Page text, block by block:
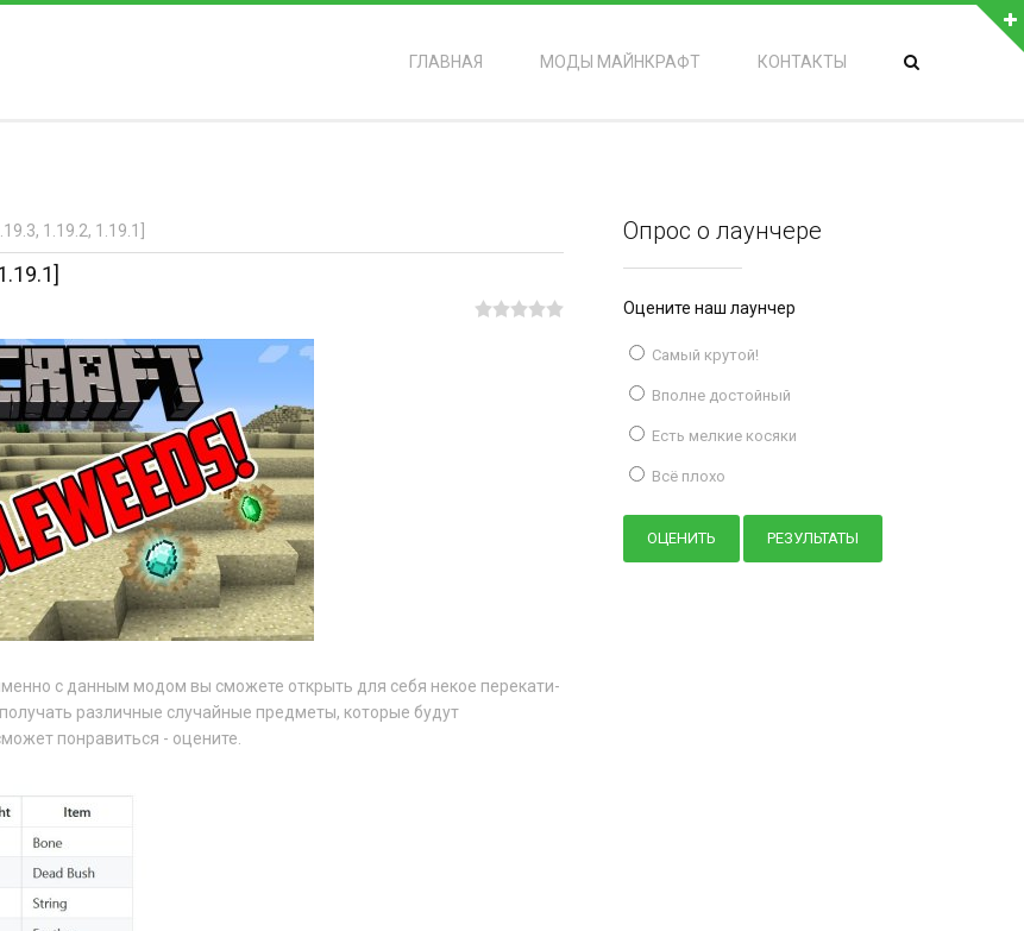
ГЛАВНАЯ МОДЫ МАЙНКРАФТ КОНТАКТЫ
1.19.2, 1.19.1]
с данным модом вы сможете открыть для себя некое перекати-
различные случайные предметы, которые будут
понравиться - оцените.
Опрос о лаунчере
Оцените наш лаунчер
Самый крутой!
Вполне достойный
Есть мелкие косяки
Всё плохо